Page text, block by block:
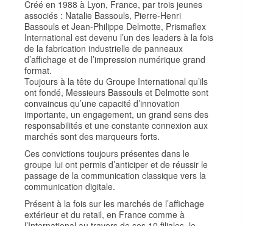
Créé en 1988 à Lyon, France, par trois jeunes
associés : Natalie Bassouls, Pierre-Henri
Bassouls et Jean-Philippe Delmotte, Prismaflex
International est devenu l’un des leaders à la fois
de la fabrication industrielle de panneaux
d’affichage et de l’impression numérique grand
format.
Toujours à la tête du Groupe International qu’ils
ont fondé, Messieurs Bassouls et Delmotte sont
convaincus qu’une capacité d’innovation
importante, un engagement, un grand sens des
responsabilités et une constante connexion aux
marchés sont des marqueurs forts.
Ces convictions toujours présentes dans le
groupe lui ont permis d’anticiper et de réussir le
passage de la communication classique vers la
communication digitale.
Présent à la fois sur les marchés de l’affichage
extérieur et du retail, en France comme à